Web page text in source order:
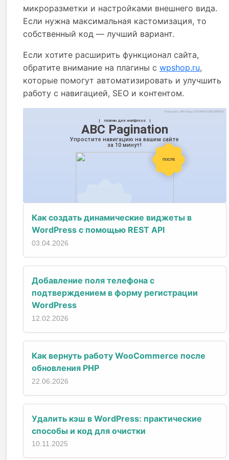
микроразметки и настройками внешнего вида.
Если нужна максимальная кастомизация, то
собственный код — лучший вариант.
Если хотите расширить функционал сайта,
обратите внимание на плагины с wpshop.ru,
которые помогут автоматизировать и улучшить
работу с навигацией, SEO и контентом.
Как создать динамические виджеты в
WordPress с помощью REST API
03.04.2026
Добавление поля телефона с
подтверждением в форму регистрации
WordPress
12.02.2026
Как вернуть работу WooCommerce после
обновления PHP
22.06.2026
Удалить кэш в WordPress: практические
способы и код для очистки
10.11.2025